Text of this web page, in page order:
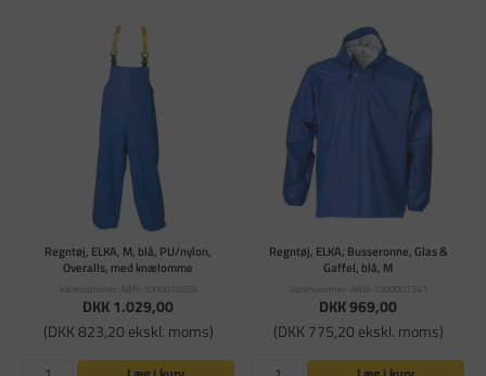
Regntøj, ELKA, M, blå, PU/nylon,
Overalls, med knælomme
Varenummer: ABN-1000010954
DKK 1.029,00
(DKK 823,20 ekskl. moms)
Regntøj, ELKA, Busseronne, Glas &
Gaffel, blå, M
Varenummer: ABN-1000007341
DKK 969,00
(DKK 775,20 ekskl. moms)